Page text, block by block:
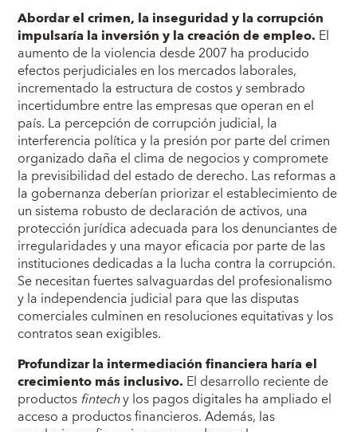
Abordar el crimen, la inseguridad y la corrupción
impulsaría la inversión y la creación de empleo. El
aumento de la violencia desde 2007 ha producido
efectos perjudiciales en los mercados laborales,
incrementado la estructura de costos y sembrado
incertidumbre entre las empresas que operan en el
país. La percepción de corrupción judicial, la
interferencia política y la presión por parte del crimen
organizado daña el clima de negocios y compromete
la previsibilidad del estado de derecho. Las reformas a
la gobernanza deberían priorizar el establecimiento de
un sistema robusto de declaración de activos, una
protección jurídica adecuada para los denunciantes de
irregularidades y una mayor eficacia por parte de las
instituciones dedicadas a la lucha contra la corrupción.
Se necesitan fuertes salvaguardas del profesionalismo
y la independencia judicial para que las disputas
comerciales culminen en resoluciones equitativas y los
contratos sean exigibles.
Profundizar la intermediación financiera haría el
crecimiento más inclusivo. El desarrollo reciente de
productosfintechy los pagos digitales ha ampliado el
acceso a productos financieros. Además, las